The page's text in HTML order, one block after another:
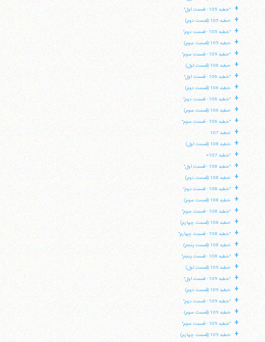
+ "خطبه 105 - قسمت اول"
+ خطبه 105 (قسمت دوم)
+ "خطبه 105 - قسمت دوم"
+ خطبه 105 (قسمت سوم)
+ "خطبه 105 - قسمت سوم"
+ خطبه 106 (قسمت اول)
+ "خطبه 106 - قسمت اول"
+ خطبه 106 (قسمت دوم)
+ "خطبه 106 - قسمت دوم"
+ خطبه 106 (قسمت سوم)
+ "خطبه 106 - قسمت سوم"
+ خطبه 107
+ خطبه 108 (قسمت اول)
+ "خطبه 107»
+ "خطبه 108 - قسمت اول"
+ خطبه 108 (قسمت دوم)
+ "خطبه 108 - قسمت دوم"
+ خطبه 108 (قسمت سوم)
+ "خطبه 108 - قسمت سوم"
+ خطبه 108 (قسمت چهارم)
+ "خطبه 108 - قسمت چهارم"
+ خطبه 108 (قسمت پنجم)
+ "خطبه 108 - قسمت پنجم"
+ خطبه 109 (قسمت اول)
+ "خطبه 109 - قسمت اول"
+ خطبه 109 (قسمت دوم)
+ "خطبه 109 - قسمت دوم"
+ خطبه 109 (قسمت سوم)
+ "خطبه 109 - قسمت سوم"
+ خطبه 109 (قسمت چهارم)